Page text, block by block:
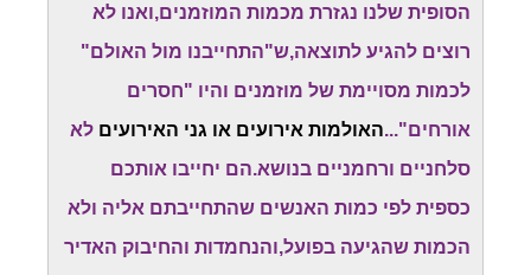
הסופית שלנו נגזרת מכמות המוזמנים,ואנו לא
רוצים להגיע לתוצאה,ש"התחייבנו מול האולם"
לכמות מסויימת של מוזמנים והיו "חסרים
אורחים"...האולמות אירועים או גני האירועים לא
סלחניים ורחמניים בנושא.הם יחייבו אותכם
כספית לפי כמות האנשים שהתחייבתם אליה ולא
הכמות שהגיעה בפועל,והנחמדות והחיבוק האדיר